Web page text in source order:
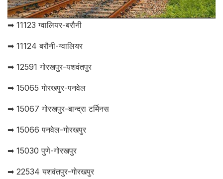
➡ 11123 ग्वालियर-बरौनी
➡ 11124 बरौनी-ग्वालियर
➡ 12591 गोरखपुर-यशवंतपुर
➡ 15065 गोरखपुर-पनवेल
➡ 15067 गोरखपुर-बान्द्रा टर्मिनस
➡ 15066 पनवेल-गोरखपुर
➡ 15030 पुणे-गोरखपुर
➡ 22534 यशवंतपुर-गोरखपुर